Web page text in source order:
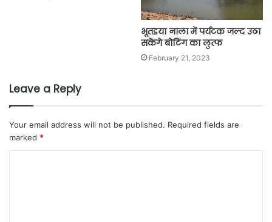
भूतइया नाला में पर्यटक जल्द उठा
सकेंगे बोटिंग का लुत्फ
February 21, 2023
Leave a Reply
Your email address will not be published. Required fields are
marked *